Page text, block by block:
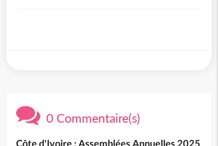
0 Commentaire(s)
Côte d'Ivoire : Assemblées Annuelles 2025